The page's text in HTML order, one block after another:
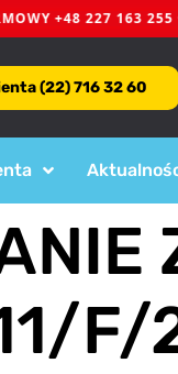
+48 227 163 255 •
(22) 716 32 60
F/